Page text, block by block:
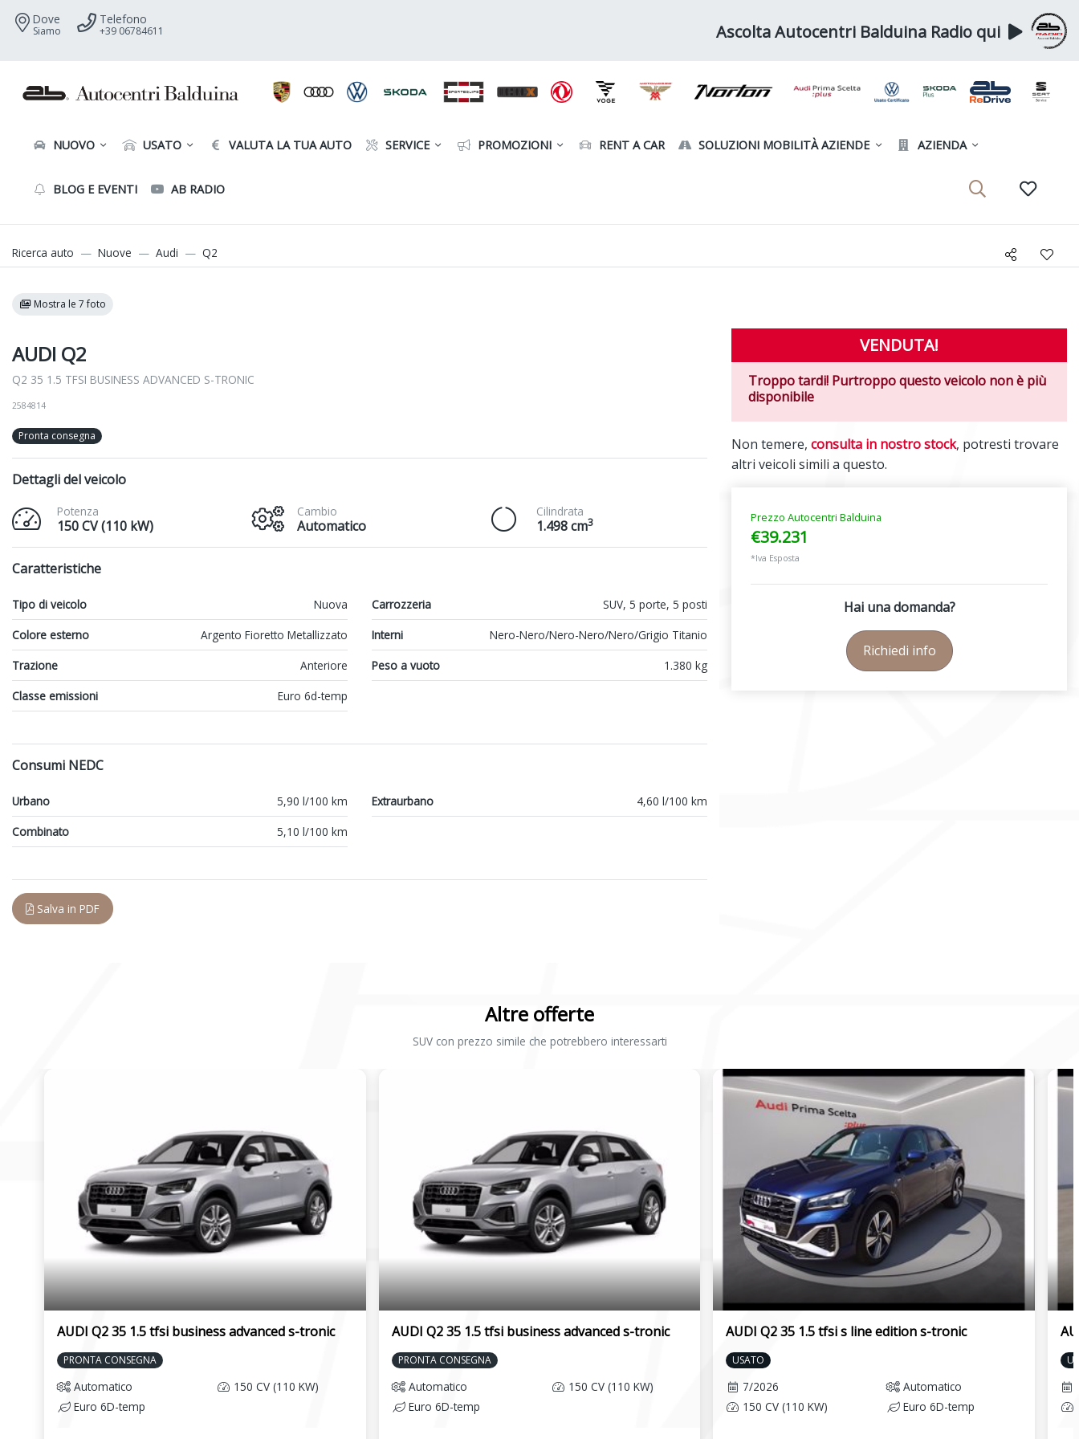
Dove
Siamo
Telefono
+39 06784611 Ascolta Autocentri Balduina Radio qui
NUOVO USATO VALUTA LA TUA AUTO SERVICE PROMOZIONI RENT A CAR SOLUZIONI MOBILITÀ AZIENDE AZIENDA
BLOG E EVENTI AB RADIO
Ricerca auto Nuove Audi Q2
Mostra le 7 foto
AUDI Q2
Q2 35 1.5 TFSI BUSINESS ADVANCED S-TRONIC
2584814
Pronta consegna
Dettagli del veicolo
Potenza
150 CV (110 kW)
Cambio
Automatico
Cilindrata
1.498 cm3
Caratteristiche
Tipo di veicolo Nuova Carrozzeria
SUV, 5 porte, 5 posti
Colore esterno
Argento Fioretto Metallizzato Interni
Nero-Nero/Nero-Nero/Nero/Grigio Titanio
Trazione
Anteriore Peso a vuoto
1.380 kg
Classe emissioni
Euro 6d-temp
Consumi NEDC
Urbano 5,90 l/100 km Extraurbano
4,60 l/100 km
Combinato
5,10 l/100 km
Salva in PDF
VENDUTA!
Troppo tardi! Purtroppo questo veicolo non è più
disponibile
Non temere, consulta in nostro stock, potresti trovare
altri veicoli simili a questo.
Prezzo Autocentri Balduina
€39.231
*Iva Esposta
Hai una domanda?
Richiedi info
Altre offerte
SUV con prezzo simile che potrebbero interessarti
AUDI Q2 35 1.5 tfsi business advanced s-tronic
PRONTA CONSEGNA
Automatico
150 CV (110 KW)
Euro 6D-temp
AUDI Q2 35 1.5 tfsi business advanced s-tronic
PRONTA CONSEGNA
Automatico
150 CV (110 KW)
Euro 6D-temp
AUDI Q2 35 1.5 tfsi s line edition s-tronic
USATO
7/2026
Automatico
150 CV (110 KW)
Euro 6D-temp